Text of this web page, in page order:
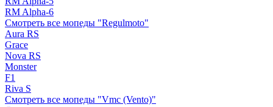
RM Alpha-6
Смотреть все мопеды "Regulmoto"
Aura RS
Grace
Nova RS
Monster
F1
Riva S
Смотреть все мопеды "Vmc (Vento)"